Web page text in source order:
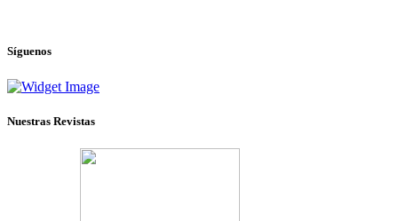
Síguenos
Nuestras Revistas